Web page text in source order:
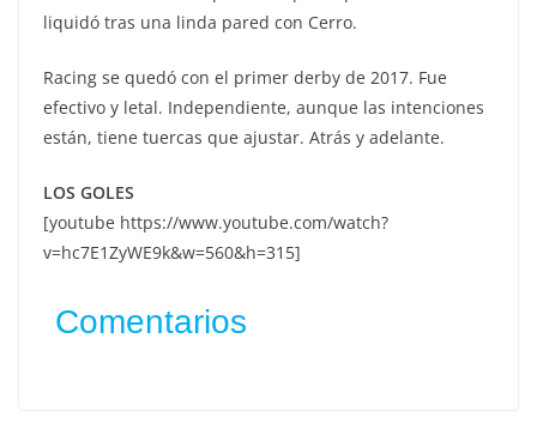
liquidó tras una linda pared con Cerro.
Racing se quedó con el primer derby de 2017. Fue
efectivo y letal. Independiente, aunque las intenciones
están, tiene tuercas que ajustar. Atrás y adelante.
LOS GOLES
[youtube https://www.youtube.com/watch?
v=hc7E1ZyWE9k&w=560&h=315]
Comentarios